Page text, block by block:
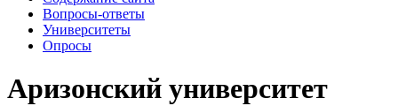
Вопросы-ответы
Университеты
Опросы
Аризонский университет